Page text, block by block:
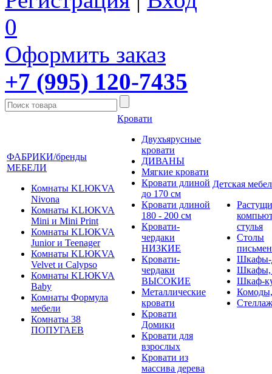
0
Оформить заказ
+7 (995) 120-7435
ФАБРИКИ/бренды
МЕБЕЛИ
Комнаты KLЮKVA
Nivona
Комнаты KLЮKVA
Mini и Mini Print
Комнаты KLЮKVA
Junior и Teenager
Комнаты KLЮKVA
Velvet и Calypso
Комнаты KLЮKVA
Baby
Комнаты Формула
мебели
Комнаты 38
ПОПУГАЕВ
Кровати
Двухъярусные
кровати
ДИВАНЫ
Мягкие кровати
Кровати длиной
до 170 см
Кровати длиной
180 - 200 см
Кровати-
чердаки
НИЗКИЕ
Кровати-
чердаки
ВЫСОКИЕ
Металлические
кровати
Кровати
Домики
Кровати для
взрослых
Кровати из
массива дерева
Детская
стулья
Столы
Шкафы-
Шкафы,
Шкаф-